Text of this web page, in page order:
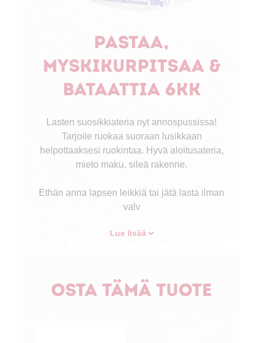
Pastaa,
myskikurpitsaa &
bataattia 6kk
Lasten suosikkiateria nyt annospussissa!
Tarjoile ruokaa suoraan lusikkaan
helpottaaksesi ruokintaa. Hyvä aloitusateria,
mieto maku, sileä rakenne.
Ethän anna lapsen leikkiä tai jätä lasta ilman
valv
Lue lisää
Osta tämä tuote